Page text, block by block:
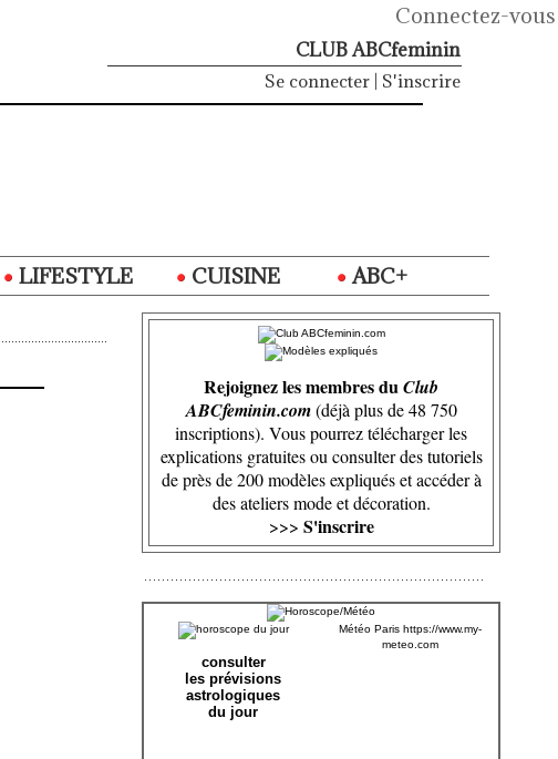
Connectez-vous
CLUB ABCfeminin
Se connecter S'inscrire
LIFESTYLE CUISINE
ABC+
Rejoignez les membres duClub
ABCfeminin.com(déjà plus de 48 750
inscriptions). Vous pourrez télécharger les
explications gratuites ou consulter des tutoriels
de près de 200 modèles expliqués et accéder à
des ateliers mode et décoration.
>>> S'inscrire
consulter
les prévisions
astrologiques
du jour
Météo Paris https://www.my-
meteo.com